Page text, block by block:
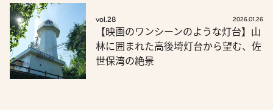
vol.28 2026.01.26
【映画のワンシーンのような灯台】山
林に囲まれた高後埼灯台から望む、佐
世保湾の絶景